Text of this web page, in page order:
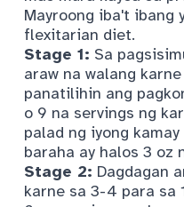
Mayroong iba't ibang
flexitarian diet.
Stage 1: Sa
araw na walang
panatilihin ang
o 9 na servings ng
palad ng iyong
baraha ay halos 3 oz
Stage 2: Dagdagan
karne sa 3-4 para sa